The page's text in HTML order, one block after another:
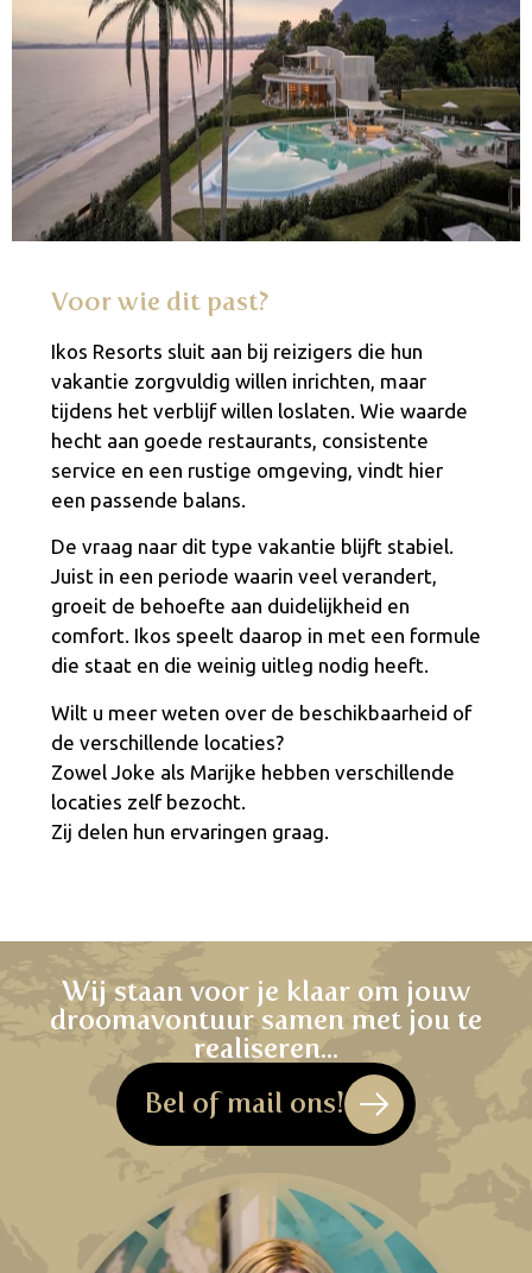
Voor wie dit past?
Ikos Resorts sluit aan bij reizigers die hun
vakantie zorgvuldig willen inrichten, maar
tijdens het verblijf willen loslaten. Wie waarde
hecht aan goede restaurants, consistente
service en een rustige omgeving, vindt hier
een passende balans.
De vraag naar dit type vakantie blijft stabiel.
Juist in een periode waarin veel verandert,
groeit de behoefte aan duidelijkheid en
comfort. Ikos speelt daarop in met een formule
die staat en die weinig uitleg nodig heeft.
Wilt u meer weten over de beschikbaarheid of
de verschillende locaties?
Zowel Joke als Marijke hebben verschillende
locaties zelf bezocht.
Zij delen hun ervaringen graag.
Wij staan voor je klaar om jouw
droomavontuur samen met jou te
realiseren...
Bel of mail ons!